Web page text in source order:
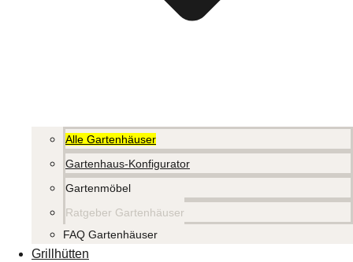
Alle Gartenhäuser
Gartenhaus-Konfigurator
Gartenmöbel
Ratgeber Gartenhäuser
FAQ Gartenhäuser
Grillhütten